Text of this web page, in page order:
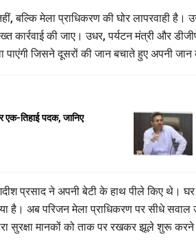
बल्कि मेला प्राधिकरण की घोर लापरवाही है।
की जाए। उधर, पर्यटन मंत्री और
जिसने दूसरों की जान बचाते हुए अपनी जान
तिहाई पदक, जानिए
प्रसाद ने अपनी बेटी के हाथ पीले किए थे। घर
है। अब परिजन मेला प्राधिकरण पर सीधे
सुरक्षा मानकों को ताक पर रखकर झूले शुरू करने